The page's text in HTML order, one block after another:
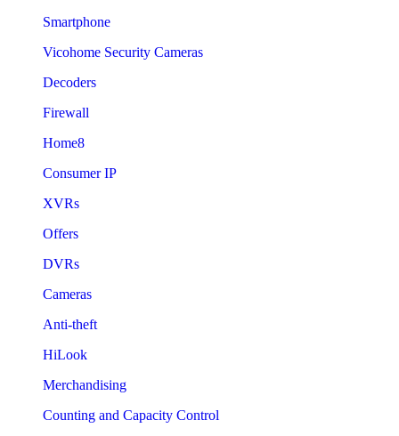
Smartphone
Vicohome Security Cameras
Decoders
Firewall
Home8
Consumer IP
XVRs
Offers
DVRs
Cameras
Anti-theft
HiLook
Merchandising
Counting and Capacity Control